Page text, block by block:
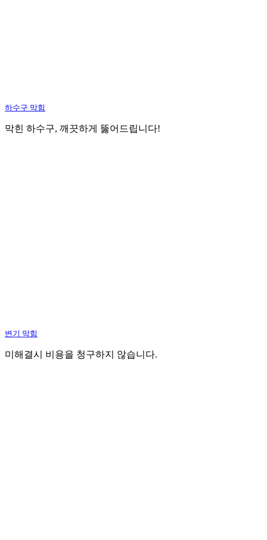
하수구 막힘
막힌 하수구, 깨끗하게 뚫어드립니다!
변기 막힘
미해결시 비용을 청구하지 않습니다.